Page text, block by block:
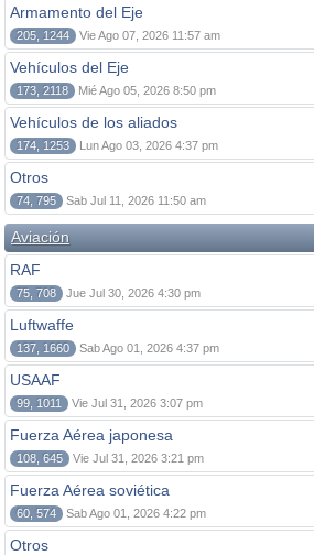
Armamento del Eje
205, 1244 Vie Ago 07, 2026 11:57 am
Vehículos del Eje
173, 2118 Mié Ago 05, 2026 8:50 pm
Vehículos de los aliados
174, 1253 Lun Ago 03, 2026 4:37 pm
Otros
74, 795 Sab Jul 11, 2026 11:50 am
Aviación
RAF
75, 708 Jue Jul 30, 2026 4:30 pm
Luftwaffe
137, 1660 Sab Ago 01, 2026 4:37 pm
USAAF
99, 1011 Vie Jul 31, 2026 3:07 pm
Fuerza Aérea japonesa
108, 645 Vie Jul 31, 2026 3:21 pm
Fuerza Aérea soviética
60, 574 Sab Ago 01, 2026 4:22 pm
Otros